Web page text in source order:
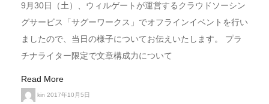
9月30日（土）、ウィルゲートが運営するクラウドソーシン
グサービス「サグーワークス」でオフラインイベントを行い
ましたので、当日の様子についてお伝えいたします。 プラ
チナライター限定で文章構成力について
Read More
kin 2017年10月5日